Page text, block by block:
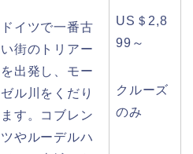
ドイツで一番古
い街のトリアー
を出発し、モー
ゼル川をくだり
ます。コブレン
ツやルーデルハ
US＄2,8
99～
クルーズ
のみ